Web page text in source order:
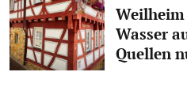
Teckbotenpokal Galerien
TB-Pokal Sa. 01.08.
Wasser
Quellen